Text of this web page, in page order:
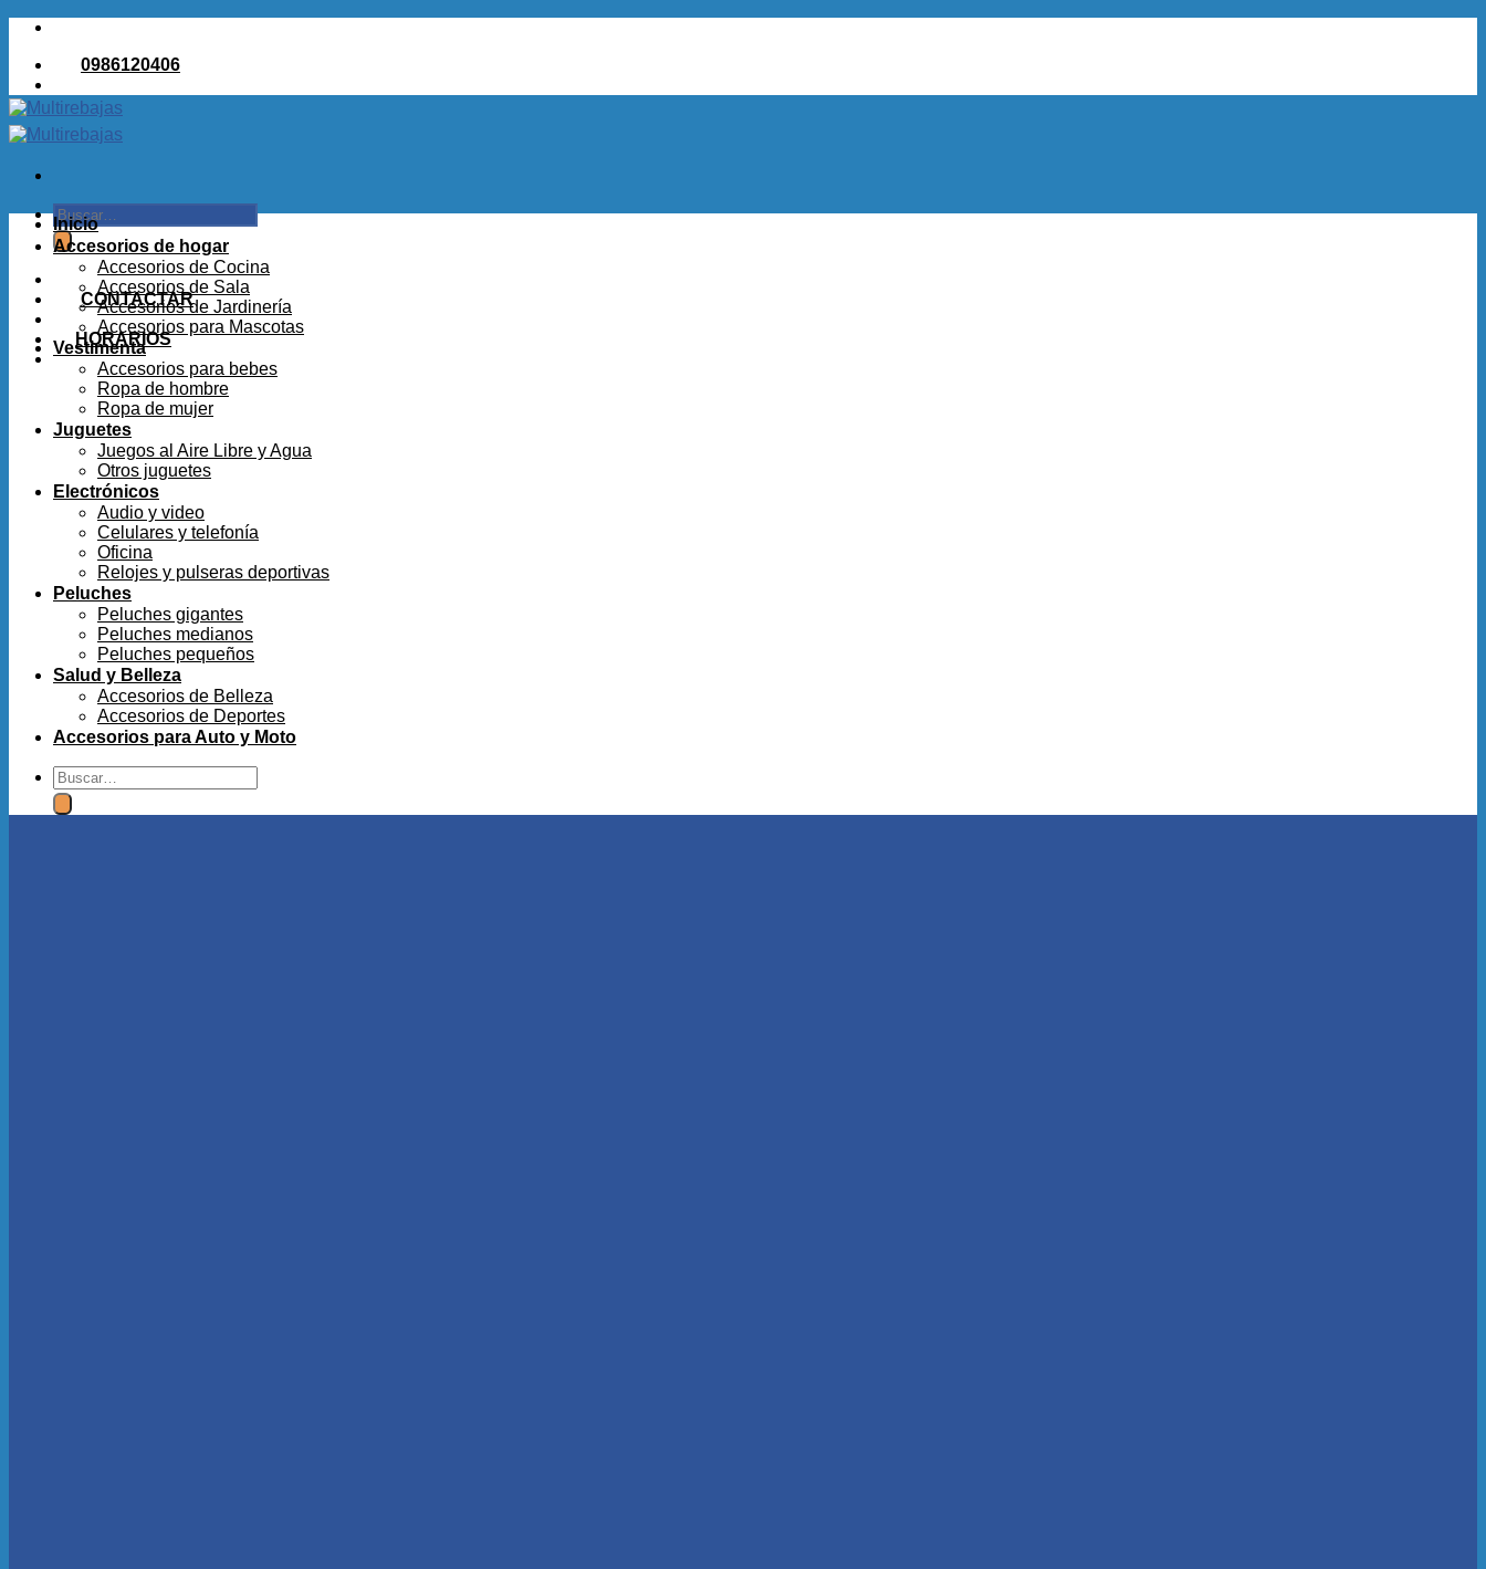
Saltar
contenido0986120406
Buscar
por:
CONTACTAR
HORARIOS
Inicio
Accesorios de hogar
Accesorios de Cocina
Accesorios de Sala
Accesorios de Jardinería
Accesorios para Mascotas
Vestimenta
Accesorios para bebes
Ropa de hombre
Ropa de mujer
Juguetes
Juegos al Aire Libre y Agua
Otros juguetes
Electrónicos
Audio y video
Celulares y telefonía
Oficina
Relojes y pulseras deportivas
Peluches
Peluches gigantes
Peluches medianos
Peluches pequeños
Salud y Belleza
Accesorios de Belleza
Accesorios de Deportes
Accesorios para Auto y Moto
Buscar
por: